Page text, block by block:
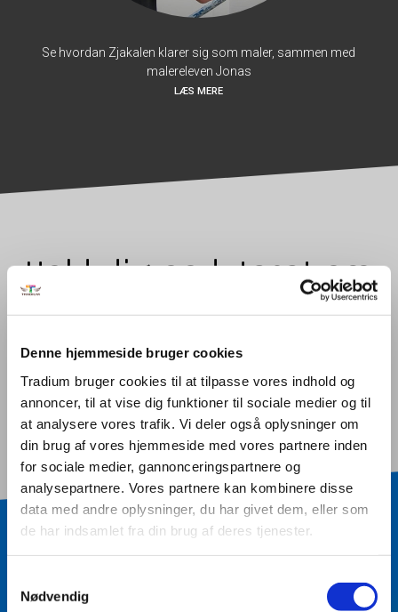
Denne hjemmeside bruger cookies
Tradium bruger cookies til at tilpasse vores indhold og
annoncer, til at vise dig funktioner til sociale medier og til
at analysere vores trafik. Vi deler også oplysninger om
din brug af vores hjemmeside med vores partnere inden
for sociale medier, gannonceringspartnere og
analysepartnere. Vores partnere kan kombinere disse
data med andre oplysninger, du har givet dem, eller som
de har indsamlet fra din brug af deres tjenester.
Nødvendig
Se hvordan Zjakalen klarer sig som maler, sammen med
malereleven Jonas
LÆS MERE
Hold dig opdateret om
Vil du vide mere?